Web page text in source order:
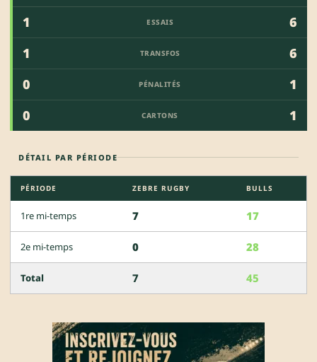
1 ESSAIS
6
1
TRANSFOS
6
0
PÉNALITÉS
1
0
CARTONS 1
DÉTAIL PAR PÉRIODE
PÉRIODE ZEBRE RUGBY BULLS
1re mi-temps 7 17
2e mi-temps 0 28
Total 7 45